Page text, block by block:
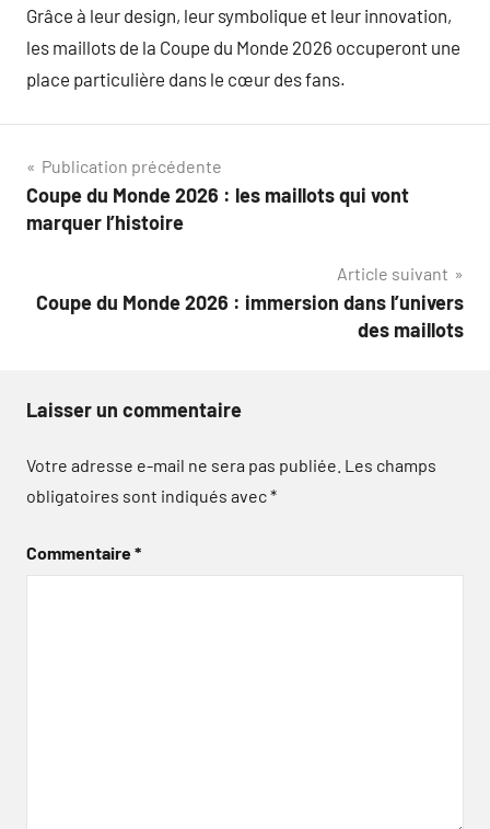
Grâce à leur design, leur symbolique et leur innovation,
les maillots de la Coupe du Monde 2026 occuperont une
place particulière dans le cœur des fans.
Navigation
de
Publication précédente
Coupe du Monde 2026 : les maillots qui vont
marquer l’histoire
Article suivant
Coupe du Monde 2026 : immersion dans l’univers
des maillots
Laisser un commentaire
Votre adresse e-mail ne sera pas publiée. Les champs
obligatoires sont indiqués avec*
Commentaire*